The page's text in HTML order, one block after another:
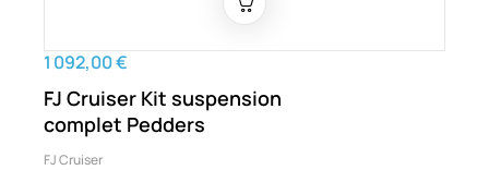
1 092,00 €
FJ Cruiser Kit suspension
complet Pedders
FJ Cruiser